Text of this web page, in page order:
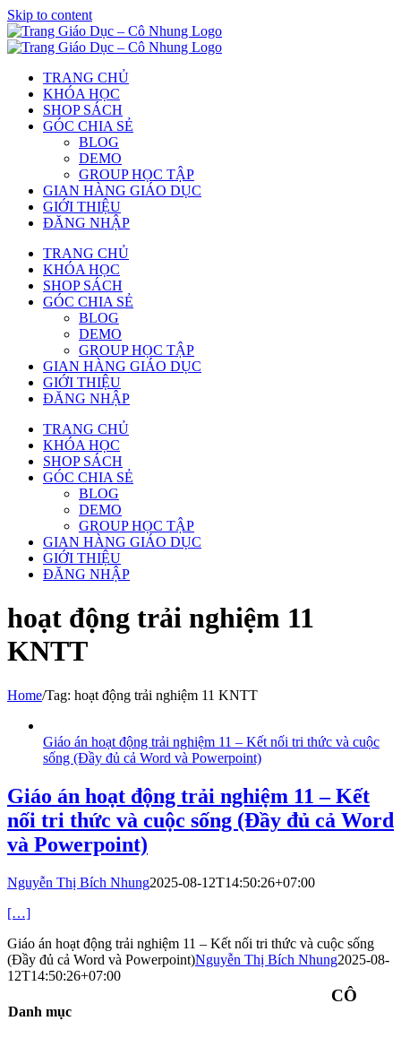
Skip to content
TRANG CHỦ
KHÓA HỌC
SHOP SÁCH
GÓC CHIA SẺ
BLOG
DEMO
GROUP HỌC TẬP
GIAN HÀNG GIÁO DỤC
GIỚI THIỆU
ĐĂNG NHẬP
TRANG CHỦ
KHÓA HỌC
SHOP SÁCH
GÓC CHIA SẺ
BLOG
DEMO
GROUP HỌC TẬP
GIAN HÀNG GIÁO DỤC
GIỚI THIỆU
ĐĂNG NHẬP
TRANG CHỦ
KHÓA HỌC
SHOP SÁCH
GÓC CHIA SẺ
BLOG
DEMO
GROUP HỌC TẬP
GIAN HÀNG GIÁO DỤC
GIỚI THIỆU
ĐĂNG NHẬP
hoạt động trải nghiệm 11
KNTT
Home/Tag: hoạt động trải nghiệm 11 KNTT
Giáo án hoạt động trải nghiệm 11 – Kết nối tri thức và cuộc
sống (Đầy đủ cả Word và Powerpoint)
Giáo án hoạt động trải nghiệm 11 – Kết
nối tri thức và cuộc sống (Đầy đủ cả Word
và Powerpoint)
Nguyễn Thị Bích Nhung2025-08-12T14:50:26+07:00
[…]
Giáo án hoạt động trải nghiệm 11 – Kết nối tri thức và cuộc sống
(Đầy đủ cả Word và Powerpoint)Nguyễn Thị Bích Nhung2025-08-
12T14:50:26+07:00
Danh mục
CÔ